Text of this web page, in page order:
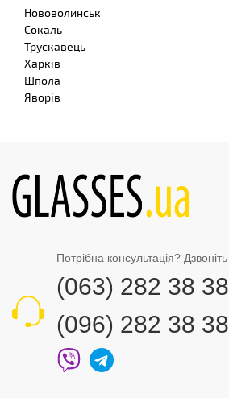
Нововолинськ
Сокаль
Трускавець
Харків
Шпола
Яворів
Потрібна консультація?
(063) 282 38 38
(096) 282 38 38